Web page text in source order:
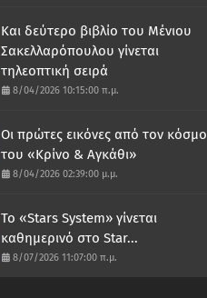
Και δεύτερο βιβλίο του Μένιου
Σακελλαρόπουλου γίνεται
τηλεοπτική σειρά
8/04/2026 10:15:00 π.μ.
Οι πρώτες εικόνες από τον κόσμο
του «Κρίνο & Αγκάθι»
8/04/2026 02:39:00 μ.μ.
Το «Stars System» γίνεται
καθημερινό στο Star...
8/07/2026 11:07:00 π.μ.